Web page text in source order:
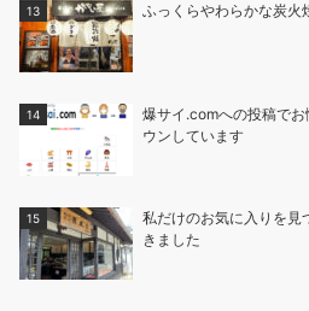
ふっくらやわらかな炭火
爆サイ.comへの投稿で
ウンしています
私だけのお気に入りを見
きました